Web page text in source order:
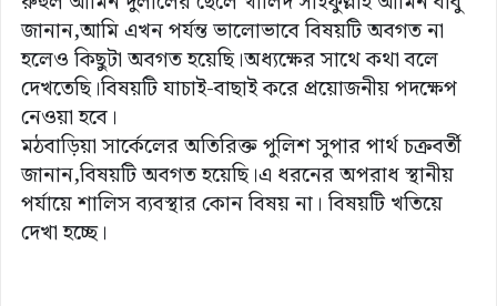
জানান,আমি এখন পর্যন্ত ভালোভাবে বিষয়টি অবগত না
হলেও কিছুটা অবগত হয়েছি।অধ্যক্ষের সাথে কথা বলে
দেখতেছি।বিষয়টি যাচাই-বাছাই করে প্রয়োজনীয় পদক্ষেপ
নেওয়া হবে।
মঠবাড়িয়া সার্কেলের অতিরিক্ত পুলিশ সুপার পার্থ চক্রবর্তী
জানান,বিষয়টি অবগত হয়েছি।এ ধরনের অপরাধ স্থানীয়
পর্যায়ে শালিস ব্যবস্থার কোন বিষয় না। বিষয়টি খতিয়ে
দেখা হচ্ছে।